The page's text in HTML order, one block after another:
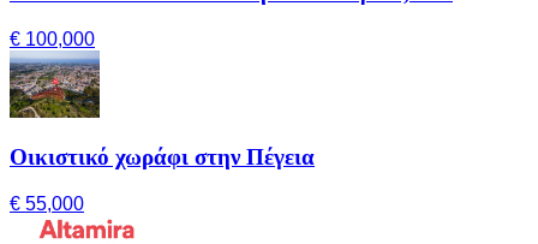
€ 100,000
Οικιστικό χωράφι στην Πέγεια
€ 55,000